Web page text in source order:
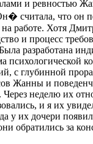
и ревностью
� считала, что он
на работе. Хотя
и процесс
разработана
психологической
с глубинной
Жанны и
Через неделю их
и я их
у их дочери
обратились за